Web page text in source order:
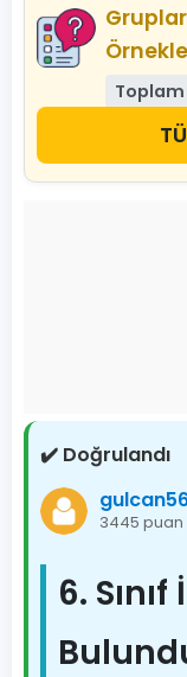
✔️ Doğrulandı
3445 puan
6.